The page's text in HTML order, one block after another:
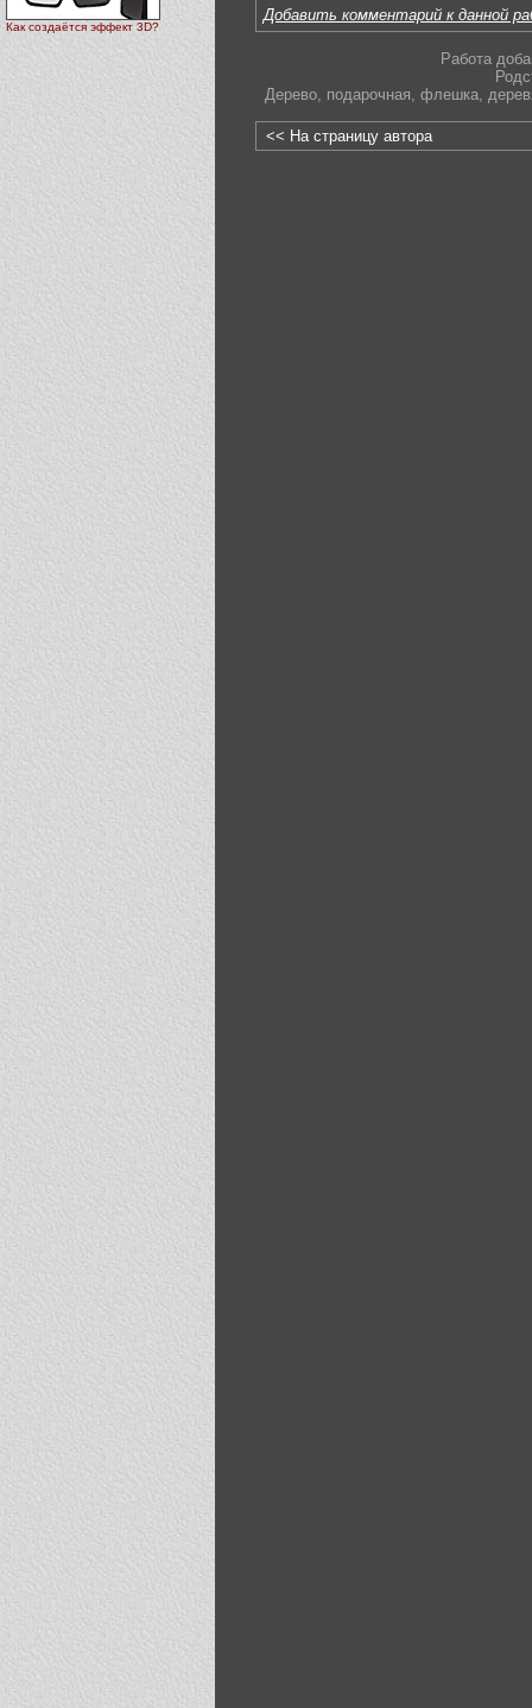
Как создаётся эффект 3D?
Добавить комментарий к данной
Работа
Дерево, подарочная, флешка,
<< На страницу автора